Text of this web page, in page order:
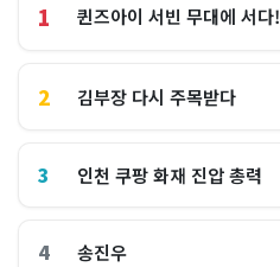
1 퀸즈아이 서빈 무대에 서다!
2 김부장 다시 주목받다
3 인천 쿠팡 화재 진압 총력
4 송진우